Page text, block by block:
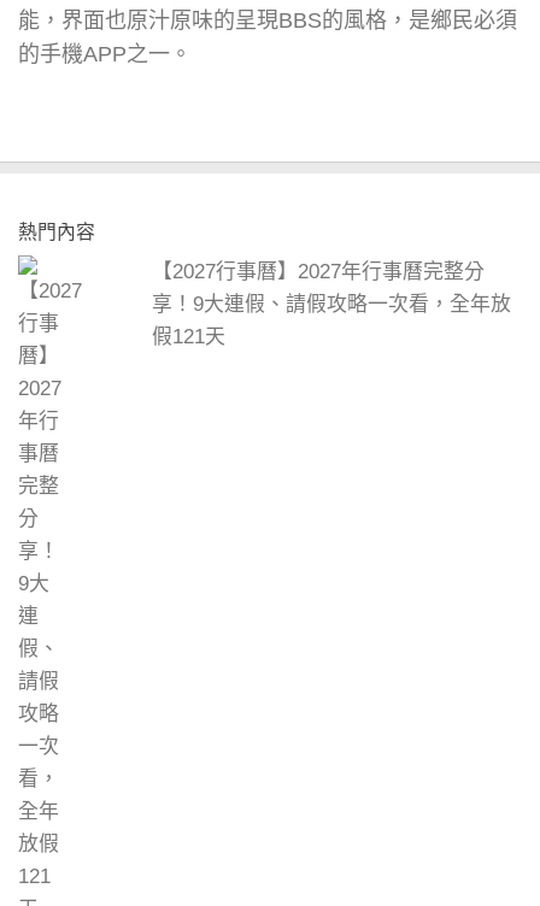
能，界面也原汁原味的呈現BBS的風格，是鄉民必須
的手機APP之一。
熱門內容
【2027行事曆】2027年行事曆完整分
享！9大連假、請假攻略一次看，全年放
假121天